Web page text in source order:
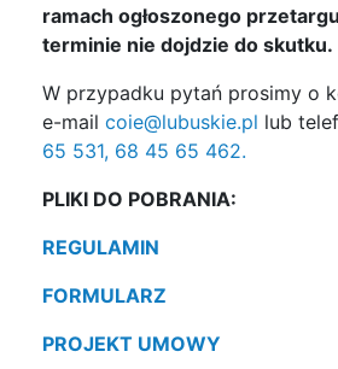
ramach ogłoszonego
terminie nie dojdzie do skutku.
W przypadku pytań prosimy o
e-mail coie@lubuskie.pl lub
65 531, 68 45 65 462.
PLIKI DO POBRANIA:
REGULAMIN
FORMULARZ
PROJEKT UMOWY